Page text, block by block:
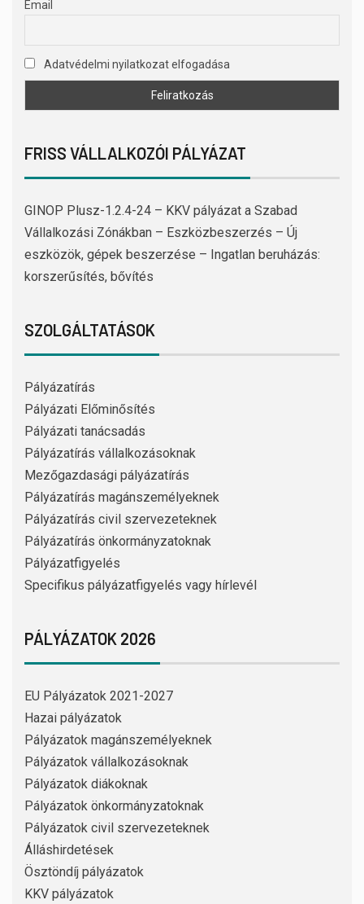
Email
Adatvédelmi nyilatkozat elfogadása
FRISS VÁLLALKOZÓI PÁLYÁZAT
GINOP Plusz-1.2.4-24 – KKV pályázat a Szabad
Vállalkozási Zónákban – Eszközbeszerzés – Új
eszközök, gépek beszerzése – Ingatlan beruházás:
korszerűsítés, bővítés
SZOLGÁLTATÁSOK
Pályázatírás
Pályázati Előminősítés
Pályázati tanácsadás
Pályázatírás vállalkozásoknak
Mezőgazdasági pályázatírás
Pályázatírás magánszemélyeknek
Pályázatírás civil szervezeteknek
Pályázatírás önkormányzatoknak
Pályázatfigyelés
Specifikus pályázatfigyelés vagy hírlevél
PÁLYÁZATOK 2026
EU Pályázatok 2021-2027
Hazai pályázatok
Pályázatok magánszemélyeknek
Pályázatok vállalkozásoknak
Pályázatok diákoknak
Pályázatok önkormányzatoknak
Pályázatok civil szervezeteknek
Álláshirdetések
Ösztöndíj pályázatok
KKV pályázatok